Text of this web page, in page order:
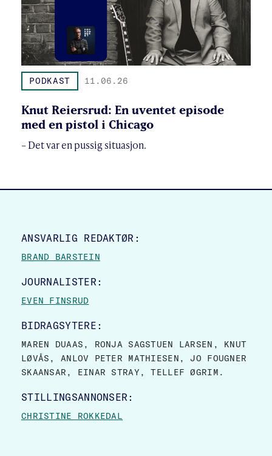
PODKAST 11.06.26
Knut Reiersrud: En uventet episode
med en pistol i Chicago
– Det var en pussig situasjon.
SITE FOOTER
ANSVARLIG REDAKTØR:
BRAND BARSTEIN
JOURNALISTER:
EVEN FINSRUD
BIDRAGSYTERE:
MAREN DUAAS, RONJA SAGSTUEN LARSEN, KNUT
LØVÅS, ANLOV PETER MATHIESEN, JO FOUGNER
SKAANSAR, EINAR STRAY, TELLEF ØGRIM.
STILLINGSANNONSER:
CHRISTINE ROKKEDAL